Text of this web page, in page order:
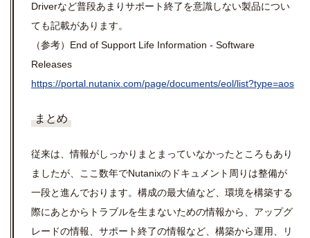
Driverなど普段あまりサポート終了を意識しない製品につい
ても記載があります。
（参考）End of Support Life Information - Software
Releases
https://portal.nutanix.com/page/documents/eol/list?type=aos
まとめ
従来は、情報がしっかりまとまっていなかったところもあり
ましたが、ここ数年でNutanixのドキュメント周りは整備が
一段と進んでおります。構成の最大値など、環境を構築する
際にあとからトラブルを生まないための情報から、アップグ
レードの情報、サポート終了の情報など、構築から運用、リ